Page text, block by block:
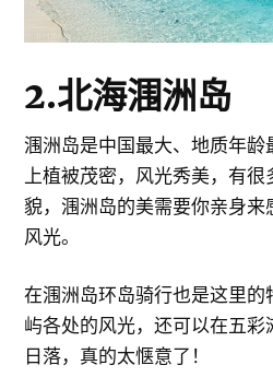
2.北海涠洲岛
涠洲岛是中国最大、地质年
上植被茂密，风光秀美，有
貌，涠洲岛的美需要你亲身
风光。
在涠洲岛环岛骑行也是这里
屿各处的风光，还可以在五
日落，真的太惬意了！